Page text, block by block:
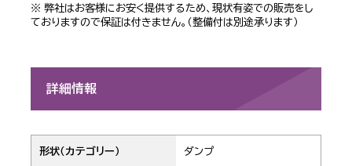
※ 弊社はお客様にお安く提供するため、現状有姿での販売をし
ておりますので保証は付きません。（整備付は別途承ります）
詳細情報
形状（カテゴリー） ダンプ